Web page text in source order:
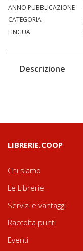
ANNO PUBBLICAZIONE
CATEGORIA
LINGUA
Descrizione
LIBRERIE.COOP
Chi siamo
Le Librerie
Servizi e vantaggi
Raccolta punti
Eventi